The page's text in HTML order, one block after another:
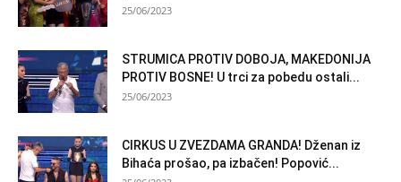
25/06/2023
STRUMICA PROTIV DOBOJA, MAKEDONIJA
PROTIV BOSNE! U trci za pobedu ostali...
25/06/2023
CIRKUS U ZVEZDAMA GRANDA! Dženan iz
Bihaća prošao, pa izbačen! Popović...